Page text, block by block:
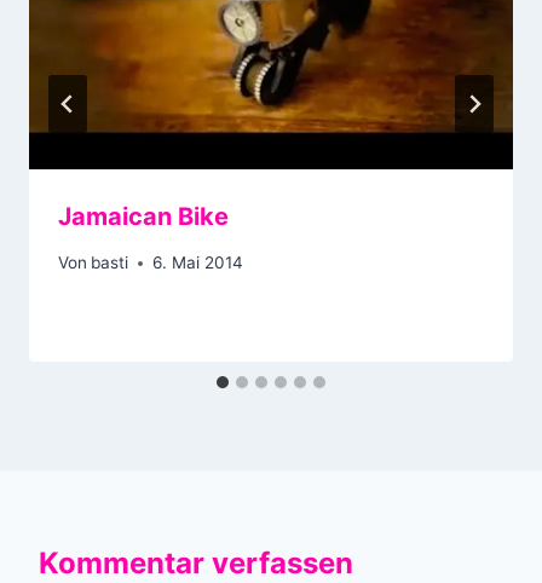
Jamaican Bike
Von basti 6. Mai 2014
Kommentar verfassen